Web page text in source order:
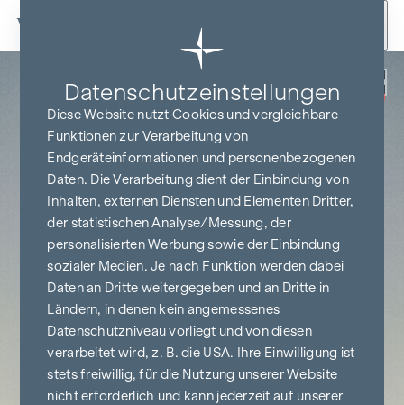
Zum Inhalt springen
PROVISIONSFREI
BIS BAUBEGINN
Datenschutz­einstellungen
Diese Website nutzt Cookies und vergleichbare
Funktionen zur Verarbeitung von
Endgeräteinformationen und personenbezogenen
Daten. Die Verarbeitung dient der Einbindung von
Inhalten, externen Diensten und Elementen Dritter,
der statistischen Analyse/Messung, der
personalisierten Werbung sowie der Einbindung
sozialer Medien. Je nach Funktion werden dabei
Daten an Dritte weitergegeben und an Dritte in
Ländern, in denen kein angemessenes
Datenschutzniveau vorliegt und von diesen
verarbeitet wird, z. B. die USA. Ihre Einwilligung ist
stets freiwillig, für die Nutzung unserer Website
nicht erforderlich und kann jederzeit auf unserer